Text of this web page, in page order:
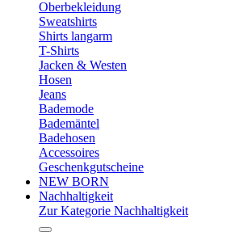
Oberbekleidung
Sweatshirts
Shirts langarm
T-Shirts
Jacken & Westen
Hosen
Jeans
Bademode
Bademäntel
Badehosen
Accessoires
Geschenkgutscheine
NEW BORN
Nachhaltigkeit
Zur Kategorie Nachhaltigkeit